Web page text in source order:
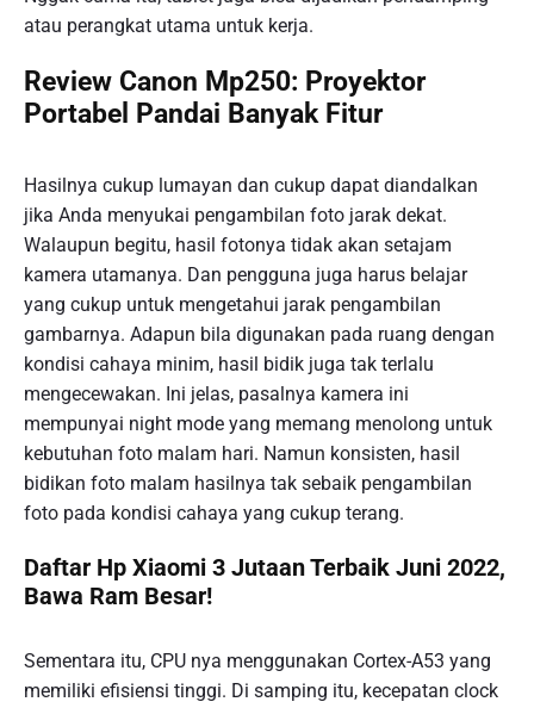
atau perangkat utama untuk kerja.
Review Canon Mp250: Proyektor
Portabel Pandai Banyak Fitur
Hasilnya cukup lumayan dan cukup dapat diandalkan
jika Anda menyukai pengambilan foto jarak dekat.
Walaupun begitu, hasil fotonya tidak akan setajam
kamera utamanya. Dan pengguna juga harus belajar
yang cukup untuk mengetahui jarak pengambilan
gambarnya. Adapun bila digunakan pada ruang dengan
kondisi cahaya minim, hasil bidik juga tak terlalu
mengecewakan. Ini jelas, pasalnya kamera ini
mempunyai night mode yang memang menolong untuk
kebutuhan foto malam hari. Namun konsisten, hasil
bidikan foto malam hasilnya tak sebaik pengambilan
foto pada kondisi cahaya yang cukup terang.
Daftar Hp Xiaomi 3 Jutaan Terbaik Juni 2022,
Bawa Ram Besar!
Sementara itu, CPU nya menggunakan Cortex-A53 yang
memiliki efisiensi tinggi. Di samping itu, kecepatan clock